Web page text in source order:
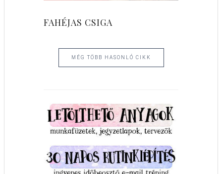
FAHÉJAS CSIGA
MÉG TÖBB HASONLÓ CIKK